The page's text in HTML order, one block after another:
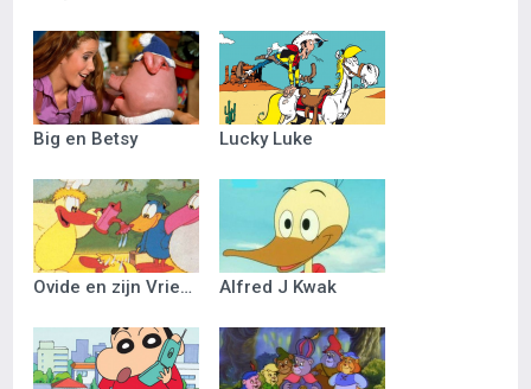
Big en Betsy Lucky Luke
Ovide en zijn Vriendjes Alfred J Kwak